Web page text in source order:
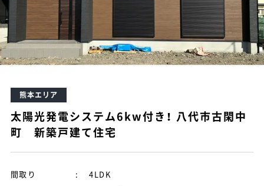
熊本エリア
太陽光発電システム6kw付き！ 八代市古閑中
町 新築戸建て住宅
間取り :
4LDK